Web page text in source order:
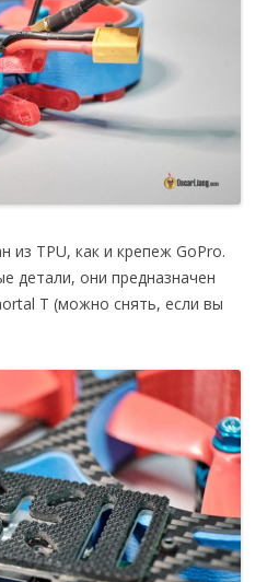
из TPU, как и крепеж GoPro.
детали, они предназначен
T (можно снять, если вы